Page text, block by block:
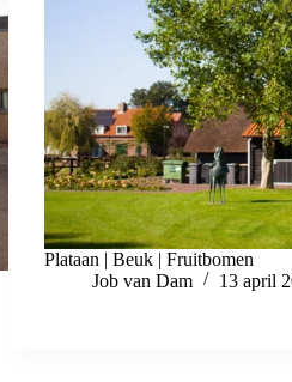
Plataan | Beuk | Fruitbomen
Job van Dam
13 april